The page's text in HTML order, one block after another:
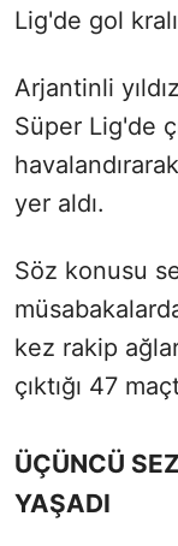
Lig'de gol
Arjantinli
Süper Lig'de
yer aldı.
Söz konusu
kez rakip
çıktığı 47
ÜÇÜNCÜ
YAŞADI